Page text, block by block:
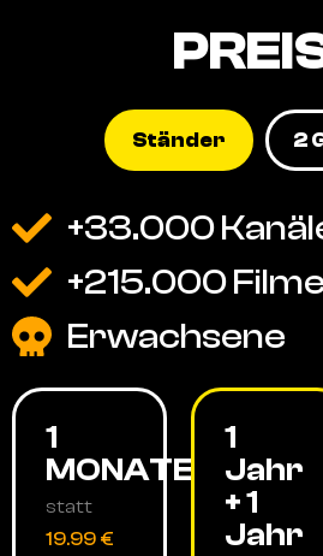
Ständer 2
+33.000
+215.000
Erwachsene
1
MONATE
statt
19.99 €
1
Jahr
+ 1
Jahr